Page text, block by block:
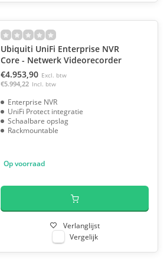
Ubiquiti UniFi Enterprise NVR
Core - Netwerk Videorecorder
€4.953,90 Excl. btw
€5.994,22 Incl. btw
Enterprise NVR
UniFi Protect integratie
Schaalbare opslag
Rackmountable
Op voorraad
Verlanglijst
Vergelijk